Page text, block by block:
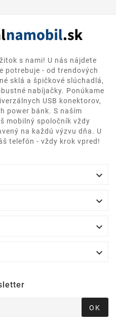
s nami! U nás nájdete
potrebuje - od trendových
sklá a špičkové slúchadlá,
nabíjačky. Ponúkame
USB konektorov,
power bánk. S naším
mobilný spoločník vždy
na každú výzvu dňa. U
telefón - vždy krok vpred!




OK